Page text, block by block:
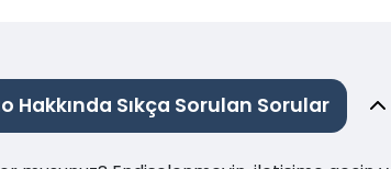
Sıkça Sorulan Sorular